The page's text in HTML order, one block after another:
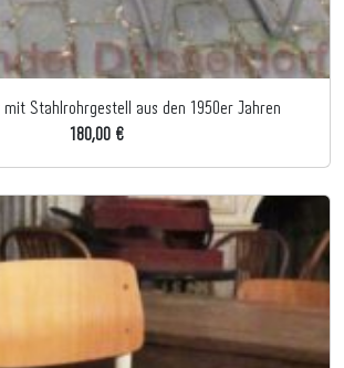
mit Stahlrohrgestell aus den 1950er Jahren
180,00 €